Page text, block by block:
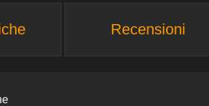
Recensioni